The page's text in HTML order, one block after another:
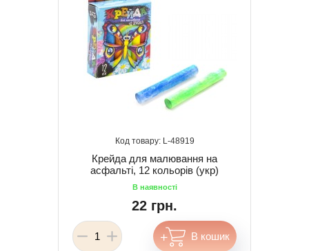
48919
Крейда для малювання на
асфальті, 12 кольорів (укр)
22 грн.